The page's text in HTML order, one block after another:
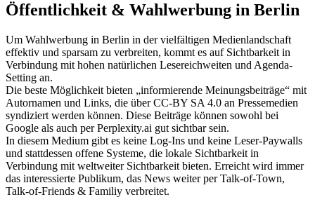
Öffentlichkeit & Wahlwerbung in Berlin
Um Wahlwerbung in Berlin in der vielfältigen Medienlandschaft
effektiv und sparsam zu verbreiten, kommt es auf Sichtbarkeit in
Verbindung mit hohen natürlichen Lesereichweiten und Agenda-
Setting an.
Die beste Möglichkeit bieten „informierende Meinungsbeiträge“ mit
Autornamen und Links, die über CC-BY SA 4.0 an Pressemedien
syndiziert werden können. Diese Beiträge können sowohl bei
Google als auch per Perplexity.ai gut sichtbar sein.
In diesem Medium gibt es keine Log-Ins und keine Leser-Paywalls
und stattdessen offene Systeme, die lokale Sichtbarkeit in
Verbindung mit weltweiter Sichtbarkeit bieten. Erreicht wird immer
das interessierte Publikum, das News weiter per Talk-of-Town,
Talk-of-Friends & Familiy verbreitet.